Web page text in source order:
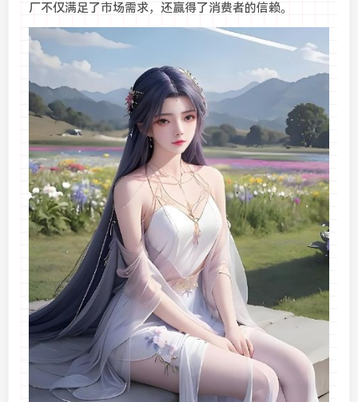
厂不仅满足了市场需求，还赢得了消费者的信赖。